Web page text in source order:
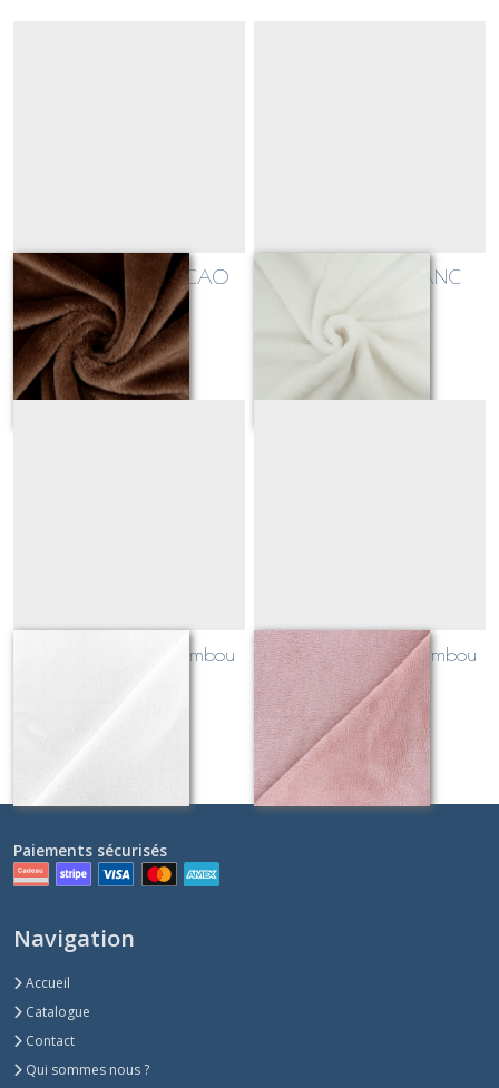
fausse fourrure CACAO
Sur demande
fausse fourrure BLANC
Sur demande
micro éponge de bambou
micro éponge de bambou
rose blush
Sur demande
Paiements sécurisés
Navigation
Accueil
Catalogue
Contact
Qui sommes nous ?